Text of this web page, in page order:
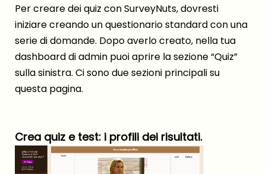
Per creare dei quiz conSurveyNuts, dovresti
iniziare creando un questionario standard con una
serie di domande. Dopo averlo creato, nella tua
dashboard di admin puoi aprire la sezione “Quiz”
sulla sinistra. Ci sono due sezioni principali su
questa pagina.
Crea quiz e test: i profili dei risultati.